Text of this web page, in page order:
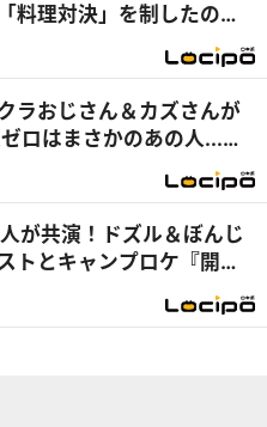
料理対決」を制したの
ラおじさん＆カズさんが
ロはまさかのあの人...
が共演！ドズル＆ぼんじ
トとキャンプロケ『開